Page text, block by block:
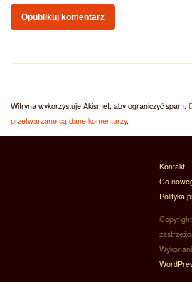
Witryna wykorzystuje Akismet, aby ograniczyć spam.
przetwarzane są dane komentarzy.
Kontakt
Co
Polityka